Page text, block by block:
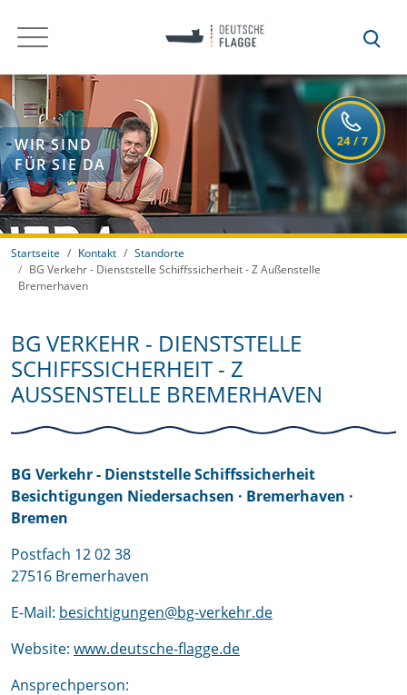
WIR SIND
FÜR SIE DA
Startseite Kontakt
Standorte
BG Verkehr - Dienststelle Schiffssicherheit - Z Außenstelle
Bremerhaven
BG VERKEHR - DIENSTSTELLE
SCHIFFSSICHERHEIT - Z
AUSSENSTELLE BREMERHAVEN
BG Verkehr- Dienststelle Schiffssicherheit
Besichtigungen Niedersachsen · Bremerhaven ·
Bremen
Postfach 12 02 38
27516 Bremerhaven
E-Mail: besichtigungen@bg-verkehr.de
Website: www.deutsche-flagge.de
Ansprechperson: